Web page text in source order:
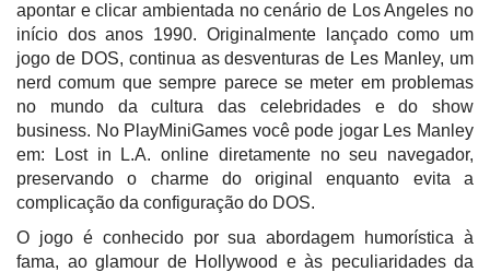
apontar e clicar ambientada no cenário de Los Angeles no
início dos anos 1990. Originalmente lançado como um
jogo de DOS, continua as desventuras de Les Manley, um
nerd comum que sempre parece se meter em problemas
no mundo da cultura das celebridades e do show
business. No PlayMiniGames você pode jogar Les Manley
em: Lost in L.A. online diretamente no seu navegador,
preservando o charme do original enquanto evita a
complicação da configuração do DOS.
O jogo é conhecido por sua abordagem humorística à
fama, ao glamour de Hollywood e às peculiaridades da